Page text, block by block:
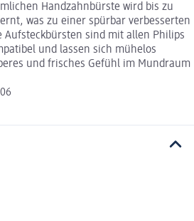
Handzahnbürste wird bis zu
was zu einer spürbar verbesserten
Aufsteckbürsten sind mit allen Philips
und lassen sich mühelos
und frisches Gefühl im Mundraum